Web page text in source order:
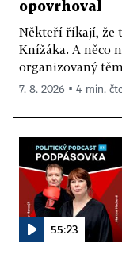
opovrhoval
Někteří říkají, že
Knížáka. A něco
organizovaný
7. 8. 2026 ▪ 4 min.
55:23